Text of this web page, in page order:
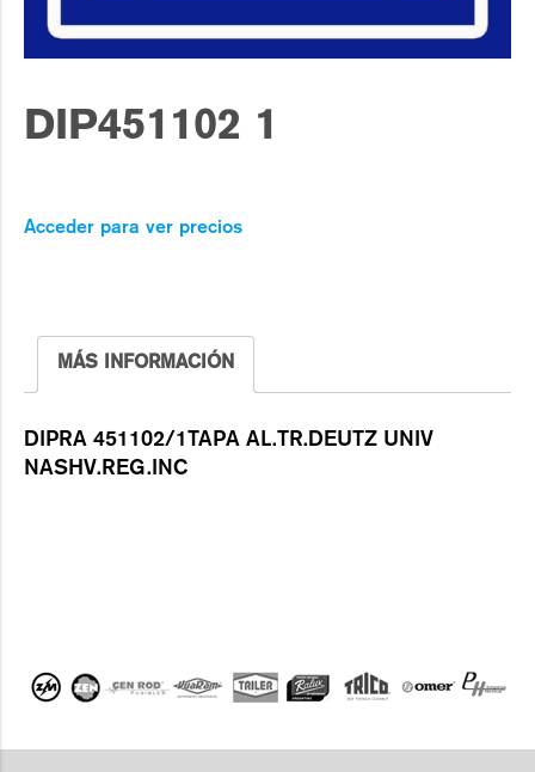
DIP451102 1
Acceder para ver precios
MÁS INFORMACIÓN
DIPRA 451102/1TAPA AL.TR.DEUTZ UNIV
NASHV.REG.INC